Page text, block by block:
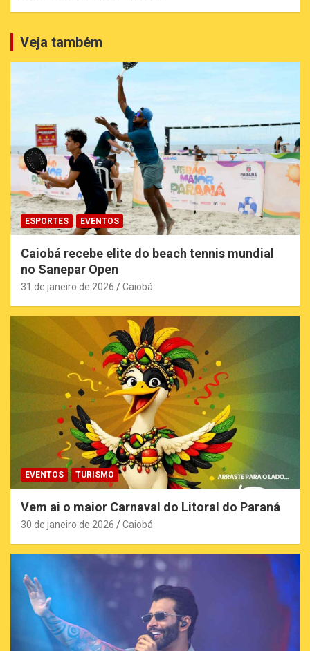
Veja também
ESPORTES EVENTOS
Caiobá recebe elite do beach tennis mundial
no Sanepar Open
31 de janeiro de 2026 Caiobá
EVENTOS TURISMO
Vem ai o maior Carnaval do Litoral do Paraná
30 de janeiro de 2026 Caiobá